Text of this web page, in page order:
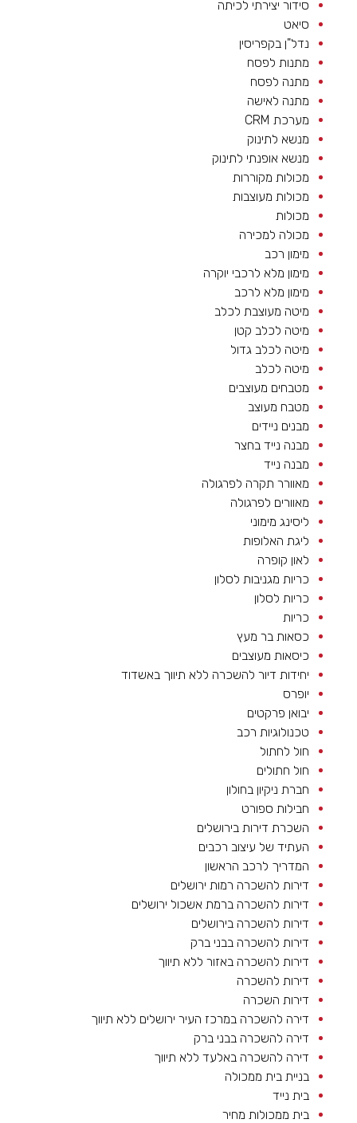
סידור יצירתי לכיתה
סיאט
נדל"ן בקפריסין
מתנות לפסח
מתנה לפסח
מתנה לאישה
מערכת CRM
מנשא לתינוק
מנשא אופנתי לתינוק
מכולות מקוררות
מכולות מעוצבות
מכולות
מכולה למכירה
מימון רכב
מימון מלא לרכבי יוקרה
מימון מלא לרכב
מיטה מעוצבת לכלב
מיטה לכלב קטן
מיטה לכלב גדול
מיטה לכלב
מטבחים מעוצבים
מטבח מעוצב
מבנים ניידים
מבנה נייד בחצר
מבנה נייד
מאוורר תקרה לפרגולה
מאוורים לפרגולה
ליסינג מימוני
ליגת האלופות
לאון קופרה
כריות מגניבות לסלון
כריות לסלון
כריות
כסאות בר מעץ
כיסאות מעוצבים
יחידות דיור להשכרה ללא תיווך באשדוד
יופרס
יבואן פרקטים
טכנולוגיות רכב
חול לחתול
חול חתולים
חברת ניקיון בחולון
חבילות ספורט
השכרת דירות בירושלים
העתיד של עיצוב רכבים
המדריך לרכב הראשון
דירות להשכרה רמות ירושלים
דירות להשכרה ברמת אשכול ירושלים
דירות להשכרה בירושלים
דירות להשכרה בבני ברק
דירות להשכרה באזור ללא תיווך
דירות להשכרה
דירות השכרה
דירה להשכרה במרכז העיר ירושלים ללא תיווך
דירה להשכרה בבני ברק
דירה להשכרה באלעד ללא תיווך
בניית בית ממכולה
בית נייד
בית ממכולות מחיר